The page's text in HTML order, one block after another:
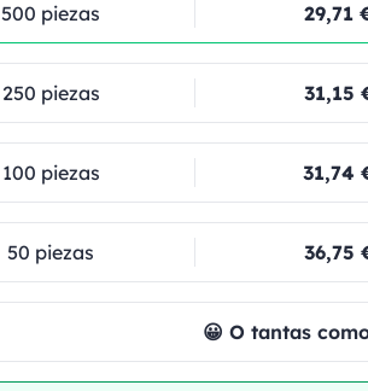
500 piezas 29,71
250 piezas 31,15
100 piezas 31,74
50 piezas 36,75
😀 O tantas